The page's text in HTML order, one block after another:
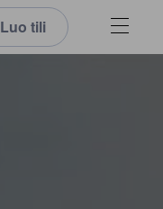
Luo tili